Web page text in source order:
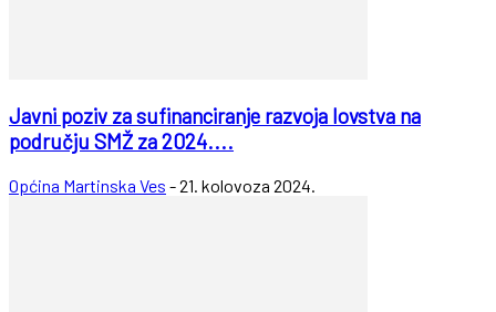
Javni poziv za sufinanciranje razvoja lovstva na
području SMŽ za 2024....
Općina Martinska Ves -21. kolovoza 2024.